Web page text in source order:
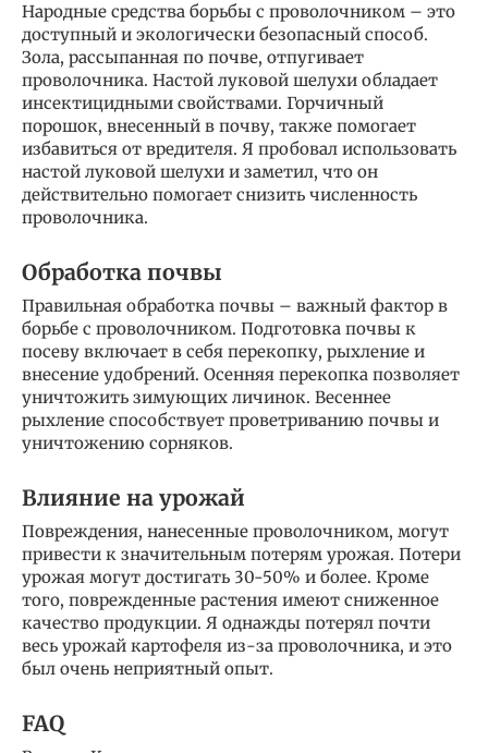
Народные средства борьбы с проволочником – это
доступный и экологически безопасный способ.
Зола, рассыпанная по почве, отпугивает
проволочника. Настой луковой шелухи обладает
инсектицидными свойствами. Горчичный
порошок, внесенный в почву, также помогает
избавиться от вредителя. Я пробовал использовать
настой луковой шелухи и заметил, что он
действительно помогает снизить численность
проволочника.
Обработка почвы
Правильная обработка почвы – важный фактор в
борьбе с проволочником. Подготовка почвы к
посеву включает в себя перекопку, рыхление и
внесение удобрений. Осенняя перекопка позволяет
уничтожить зимующих личинок. Весеннее
рыхление способствует проветриванию почвы и
уничтожению сорняков.
Влияние на урожай
Повреждения, нанесенные проволочником, могут
привести к значительным потерям урожая. Потери
урожая могут достигать 30-50% и более. Кроме
того, поврежденные растения имеют сниженное
качество продукции. Я однажды потерял почти
весь урожай картофеля из-за проволочника, и это
был очень неприятный опыт.
FAQ